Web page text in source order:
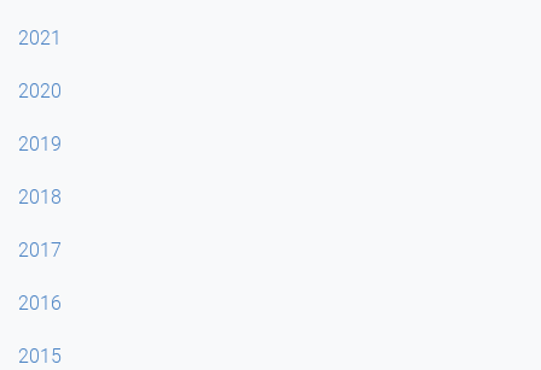
2021
2020
2019
2018
2017
2016
2015